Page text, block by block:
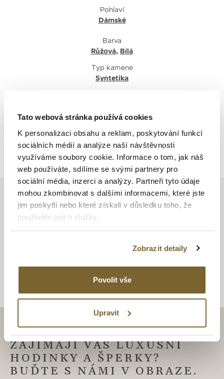
Tato webová stránka používá cookies
K personalizaci obsahu a reklam, poskytování funkcí
sociálních médií a analýze naší návštěvnosti
využíváme soubory cookie. Informace o tom, jak náš
web používáte, sdílíme se svými partnery pro
sociální média, inzerci a analýzy. Partneři tyto údaje
mohou zkombinovat s dalšími informacemi, které jste
jim poskytli nebo které získali v důsledku toho, že
používáte jejich služby.
Zobrazit detaily
Povolit vše
Upravit
Pohlaví
Dámské
Barva
Růžová, Bílá
Typ kamene
Syntetika
Zpět na výpis
ALTMAN JEWELLERY
ZAJÍMAJÍ VÁS LUXUSNÍ
HODINKY A ŠPERKY?
BUĎTE S NÁMI V OBRAZE.